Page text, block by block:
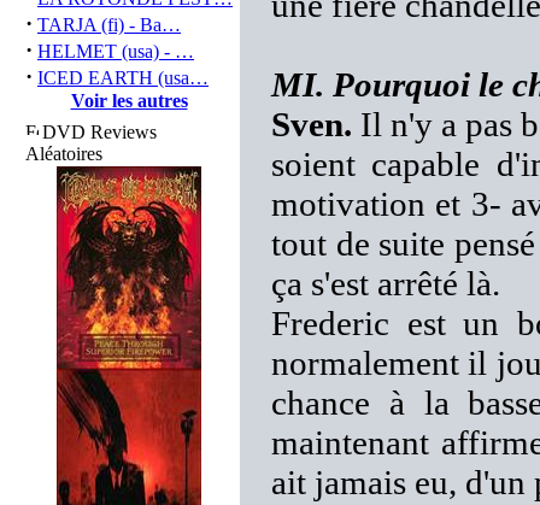
· TARJA (fi) - Ba…
· HELMET (usa) - …
· ICED EARTH (usa…
Voir les autres
DVD Reviews
Aléatoires
MI. Pourquoi le
Sven. Il n'y a pas
soient capable
motivation et 3-
tout de suite
ça s'est arrêté là.
Frederic est un
normalement il
chance à la
maintenant
ait jamais eu, d'un